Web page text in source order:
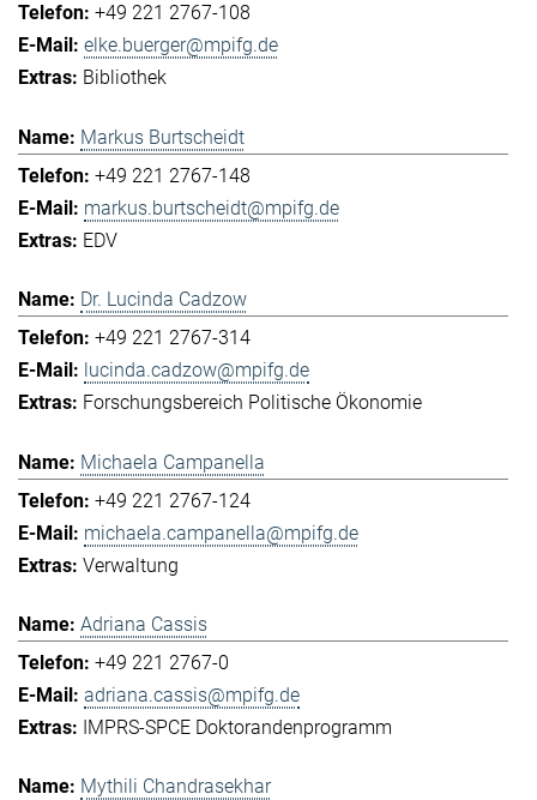
+49 221 2767-108
elke.buerger@mpifg.de
Bibliothek
Markus Burtscheidt
+49 221 2767-148
markus.burtscheidt@mpifg.de
EDV
Dr. Lucinda Cadzow
+49 221 2767-314
lucinda.cadzow@mpifg.de
Forschungsbereich Politische Ökonomie
Michaela Campanella
+49 221 2767-124
michaela.campanella@mpifg.de
Verwaltung
Adriana Cassis
+49 221 2767-0
adriana.cassis@mpifg.de
IMPRS-SPCE Doktorandenprogramm
Mythili Chandrasekhar